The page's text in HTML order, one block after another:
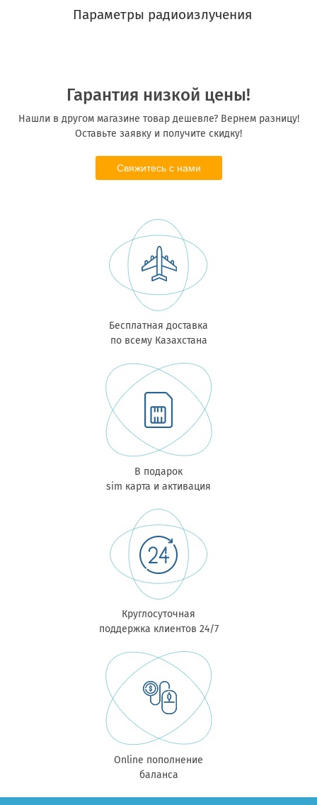
Параметры радиоизлучения
Гарантия низкой цены!
Нашли в другом магазине товар дешевле? Вернем разницу!
Оставьте заявку и получите скидку!
Свяжитесь с нами
Бесплатная доставка
по всему Казахстана
В подарок
sim карта и активация
Круглосуточная
поддержка клиентов 24/7
Online пополнение
баланса